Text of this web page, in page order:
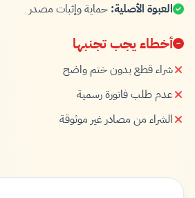
العبوة الأصلية: حماية وإثبات مصدر
أخطاء يجب تجنبها
شراء قطع بدون ختم واضح
عدم طلب فاتورة رسمية
الشراء من مصادر غير موثوقة